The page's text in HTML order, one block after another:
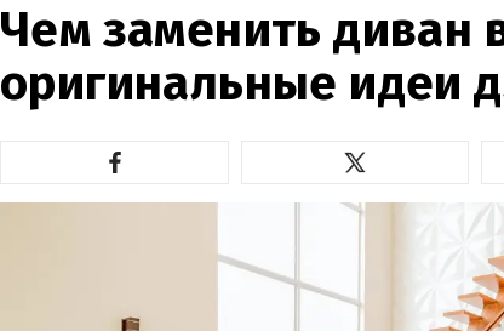
Чем заменить диван
оригинальные идеи